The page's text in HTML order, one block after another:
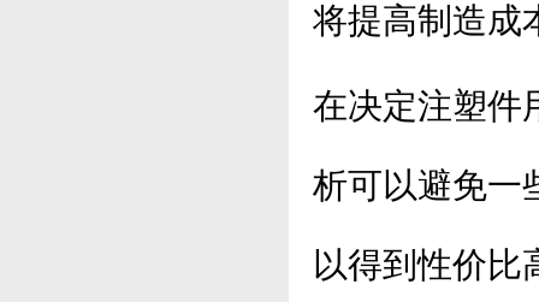
将提高制造成
在决定注塑件
析可以避免一
以得到性价比